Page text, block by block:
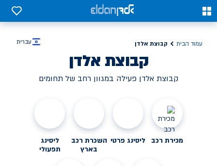
0
0
עמוד הבית קבוצת אלדן עברית
קבוצת אלדן
קבוצת אלדן פעילה במגוון רחב של תחומים
מכירת רכב ליסינג פרטי השכרת רכב
בארץ
ליסינג
תפעולי